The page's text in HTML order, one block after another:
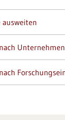
ausweiten
Unternehmen